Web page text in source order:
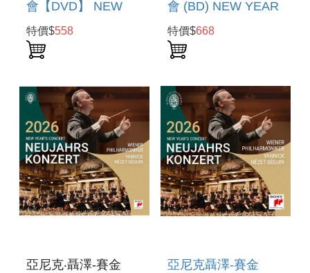
會【DVD】 NEW
YEAR S CONCERT
2026 (DVD)
特價$558
會 (BD) NEW YEAR
S CONCERT 2026
(BD)
特價$668
亞尼克‧聶澤-賽金
亞尼克聶澤-賽金